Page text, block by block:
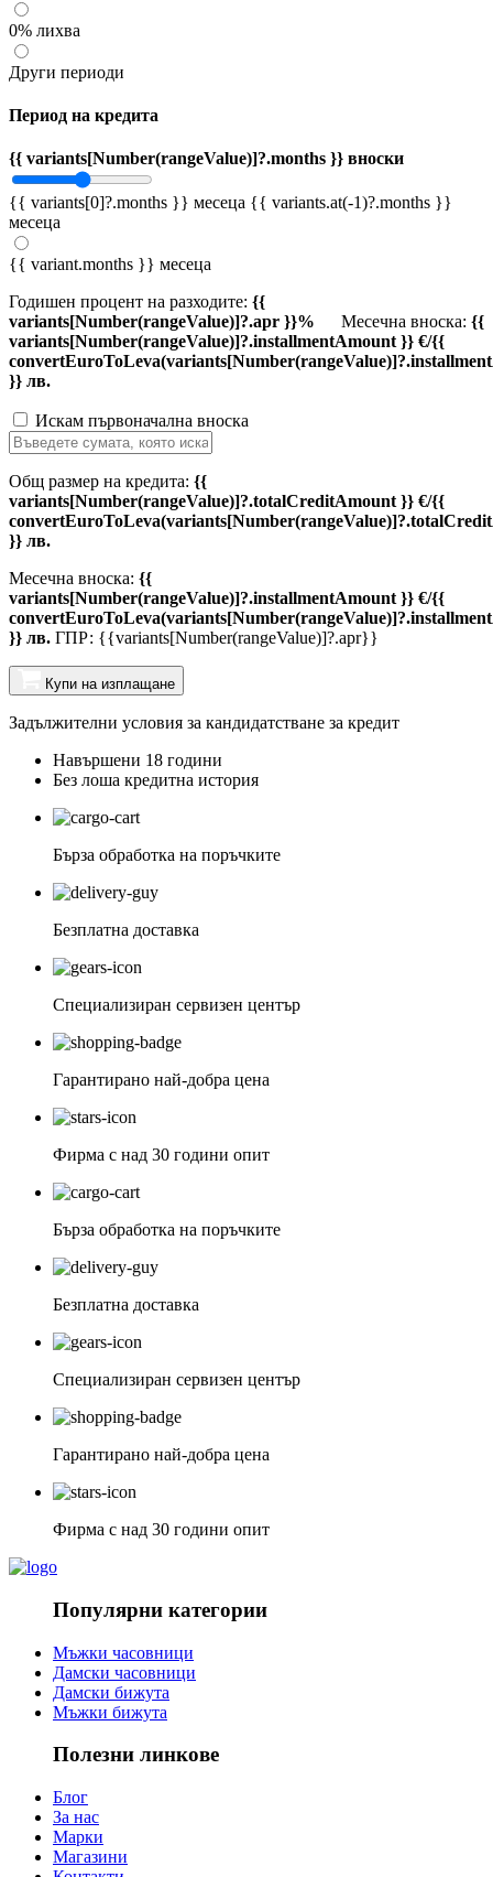
0% лихва
Други периоди
Период на кредита
{{ variants[Number(rangeValue)]?.months }} вноски
{{ variants[0]?.months }} месеца {{ variants.at(-1)?.months }}
месеца
{{ variant.months }} месеца
Годишен процент на разходите: {{
variants[Number(rangeValue)]?.apr }}%
Месечна вноска: {{
variants[Number(rangeValue)]?.installmentAmount }} €/{{
}} лв.
Искам първоначална вноска
Общ размер на кредита: {{
variants[Number(rangeValue)]?.totalCreditAmount }} €/{{
}} лв.
Месечна вноска: {{
variants[Number(rangeValue)]?.installmentAmount }} €/{{
}} лв. ГПР: {{variants[Number(rangeValue)]?.apr}}
Купи на изплащане
Задължителни условия за кандидатстване за кредит
Навършени 18 години
Без лоша кредитна история
Бърза обработка на поръчките
Безплатна доставка
Специализиран сервизен център
Гарантирано най-добра цена
Фирма с над 30 години опит
Бърза обработка на поръчките
Безплатна доставка
Специализиран сервизен център
Гарантирано най-добра цена
Фирма с над 30 години опит
Популярни категории
Мъжки часовници
Дамски часовници
Дамски бижута
Мъжки бижута
Полезни линкове
Блог
За нас
Марки
Магазини